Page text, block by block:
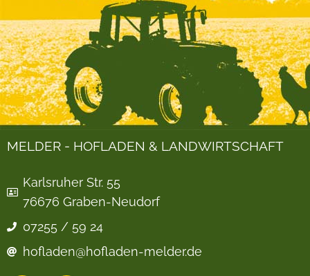
MELDER - HOFLADEN & LANDWIRTSCHAFT
Karlsruher Str. 55
76676 Graben-Neudorf
07255 / 59 24
hofladen@hofladen-melder.de